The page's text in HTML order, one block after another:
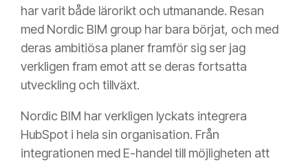
har varit både lärorikt och utmanande. Resan
med Nordic BIM group har bara börjat, och med
deras ambitiösa planer framför sig ser jag
verkligen fram emot att se deras fortsatta
utveckling och tillväxt.
Nordic BIM har verkligen lyckats integrera
HubSpot i hela sin organisation. Från
integrationen med E-handel till möjligheten att